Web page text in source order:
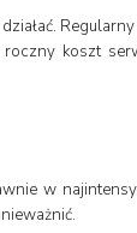
koszt
w